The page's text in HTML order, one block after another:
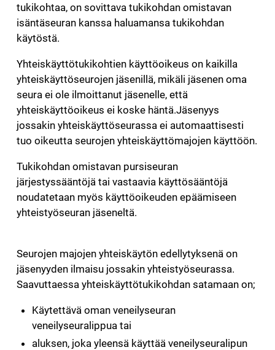
tukikohtaa, on sovittava tukikohdan omistavan
isäntäseuran kanssa haluamansa tukikohdan
käytöstä.
Yhteiskäyttötukikohtien käyttöoikeus on kaikilla
yhteiskäyttöseurojen jäsenillä, mikäli jäsenen oma
seura ei ole ilmoittanut jäsenelle, että
yhteiskäyttöoikeus ei koske häntä.Jäsenyys
jossakin yhteiskäyttöseurassa ei automaattisesti
tuo oikeutta seurojen yhteiskäyttömajojen käyttöön.
Tukikohdan omistavan pursiseuran
järjestyssääntöjä tai vastaavia käyttösääntöjä
noudatetaan myös käyttöoikeuden epäämiseen
yhteistyöseuran jäseneltä.
Seurojen majojen yhteiskäytön edellytyksenä on
jäsenyyden ilmaisu jossakin yhteistyöseurassa.
Saavuttaessa yhteiskäyttötukikohdan satamaan on;
Käytettävä oman veneilyseuran
veneilyseuralippua tai
aluksen, joka yleensä käyttää veneilyseuralipun